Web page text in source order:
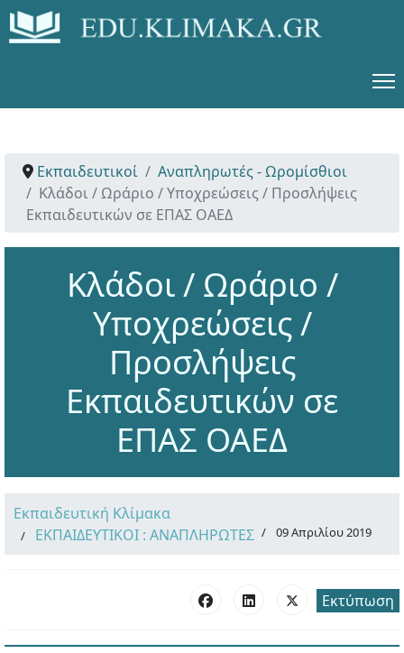
Εκπαιδευτικοί
Αναπληρωτές - Ωρομίσθιοι
Κλάδοι / Ωράριο / Υποχρεώσεις / Προσλήψεις
Εκπαιδευτικών σε ΕΠΑΣ ΟΑΕΔ
Κλάδοι / Ωράριο /
Υποχρεώσεις /
Προσλήψεις
Εκπαιδευτικών σε
ΕΠΑΣ ΟΑΕΔ
Εκπαιδευτική Κλίμακα
ΕΚΠΑΙΔΕΥΤΙΚΟΙ : ΑΝΑΠΛΗΡΩΤΕΣ
09 Απριλίου 2019
Εκτύπωση